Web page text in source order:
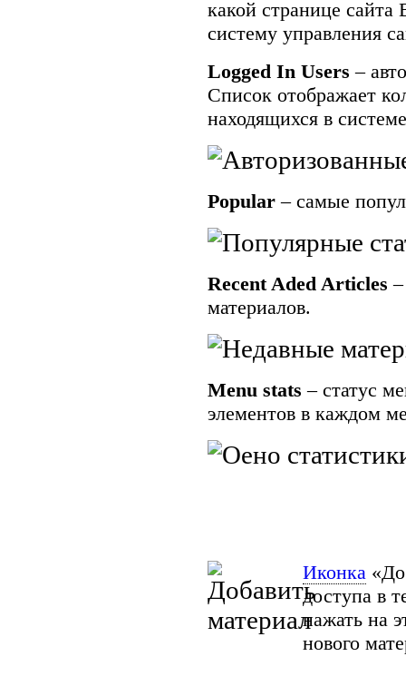
какой странице
систему управления
Logged In Users –
Список отображает
находящихся в
Popular – самые
Recent Aded Articles
материалов.
Menu stats – статус
элементов в каждом
Иконка
доступа в
нажать на
нового